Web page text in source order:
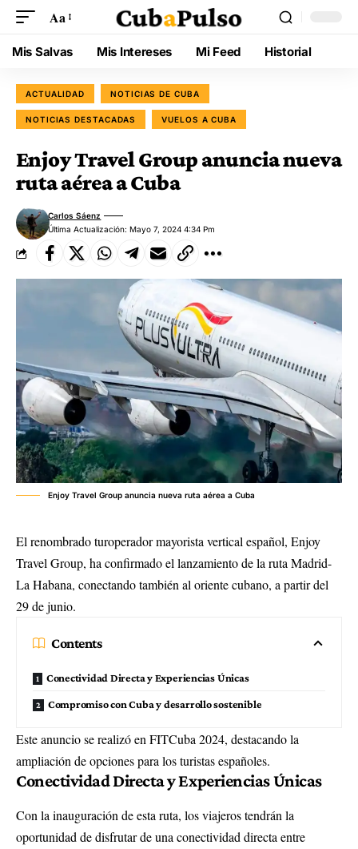
Aa
Mis Salvas Mis Intereses Mi Feed Historial
ACTUALIDAD NOTICIAS DE CUBA
NOTICIAS DESTACADAS VUELOS A CUBA
Enjoy Travel Group anuncia nueva
ruta aérea a Cuba
Última Actualización: Mayo 7, 2024 4:34 Pm
Carlos Sáenz
Enjoy Travel Group anuncia nueva ruta aérea a Cuba
El renombrado turoperador mayorista vertical español, Enjoy
Travel Group, ha confirmado el lanzamiento de la ruta Madrid-
La Habana, conectando también al oriente cubano, a partir del
29 de junio.
Contents
Conectividad Directa y Experiencias Únicas
Compromiso con Cuba y desarrollo sostenible
Este anuncio se realizó en FITCuba 2024, destacando la
ampliación de opciones para los turistas españoles.
Conectividad Directa y Experiencias Únicas
Con la inauguración de esta ruta, los viajeros tendrán la
oportunidad de disfrutar de una conectividad directa entre